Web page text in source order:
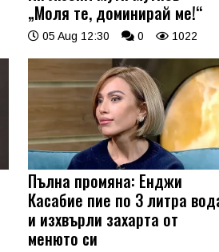
„Моля те, доминирай ме!“
05 Aug 12:30 0 1022
Пълна промяна: Енджи
Касабие пие по 3 литра
и изхвърли захарта от
менюто си